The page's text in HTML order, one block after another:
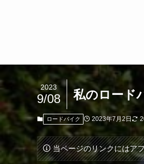
私のロード
2023
9/08
ロードバイク 2023年7月2日
当ページのリンクにはア